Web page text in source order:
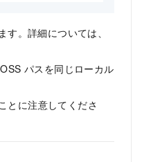
。詳細については、
パスを同じローカル
とに注意してくださ